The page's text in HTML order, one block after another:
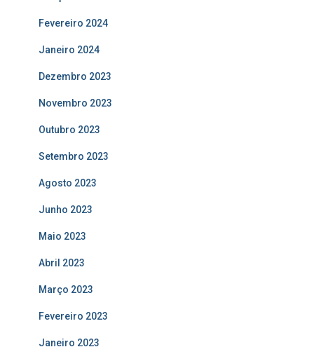
Fevereiro 2024
Janeiro 2024
Dezembro 2023
Novembro 2023
Outubro 2023
Setembro 2023
Agosto 2023
Junho 2023
Maio 2023
Abril 2023
Março 2023
Fevereiro 2023
Janeiro 2023